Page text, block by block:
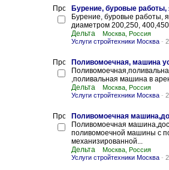
Бурение, буровые
Бурение, буровые работы,
диаметром 200,250,
Дельта
Москва, Россия
Услуги стройтехники Москва -
Поливомоечная, машина
,поливальная машина в
Дельта
Москва, Россия
Услуги стройтехники Москва -
Поливомоечная
Поливомоечная
поливомоечной машины с
механизированной...
Дельта
Москва, Россия
Услуги стройтехники Москва -